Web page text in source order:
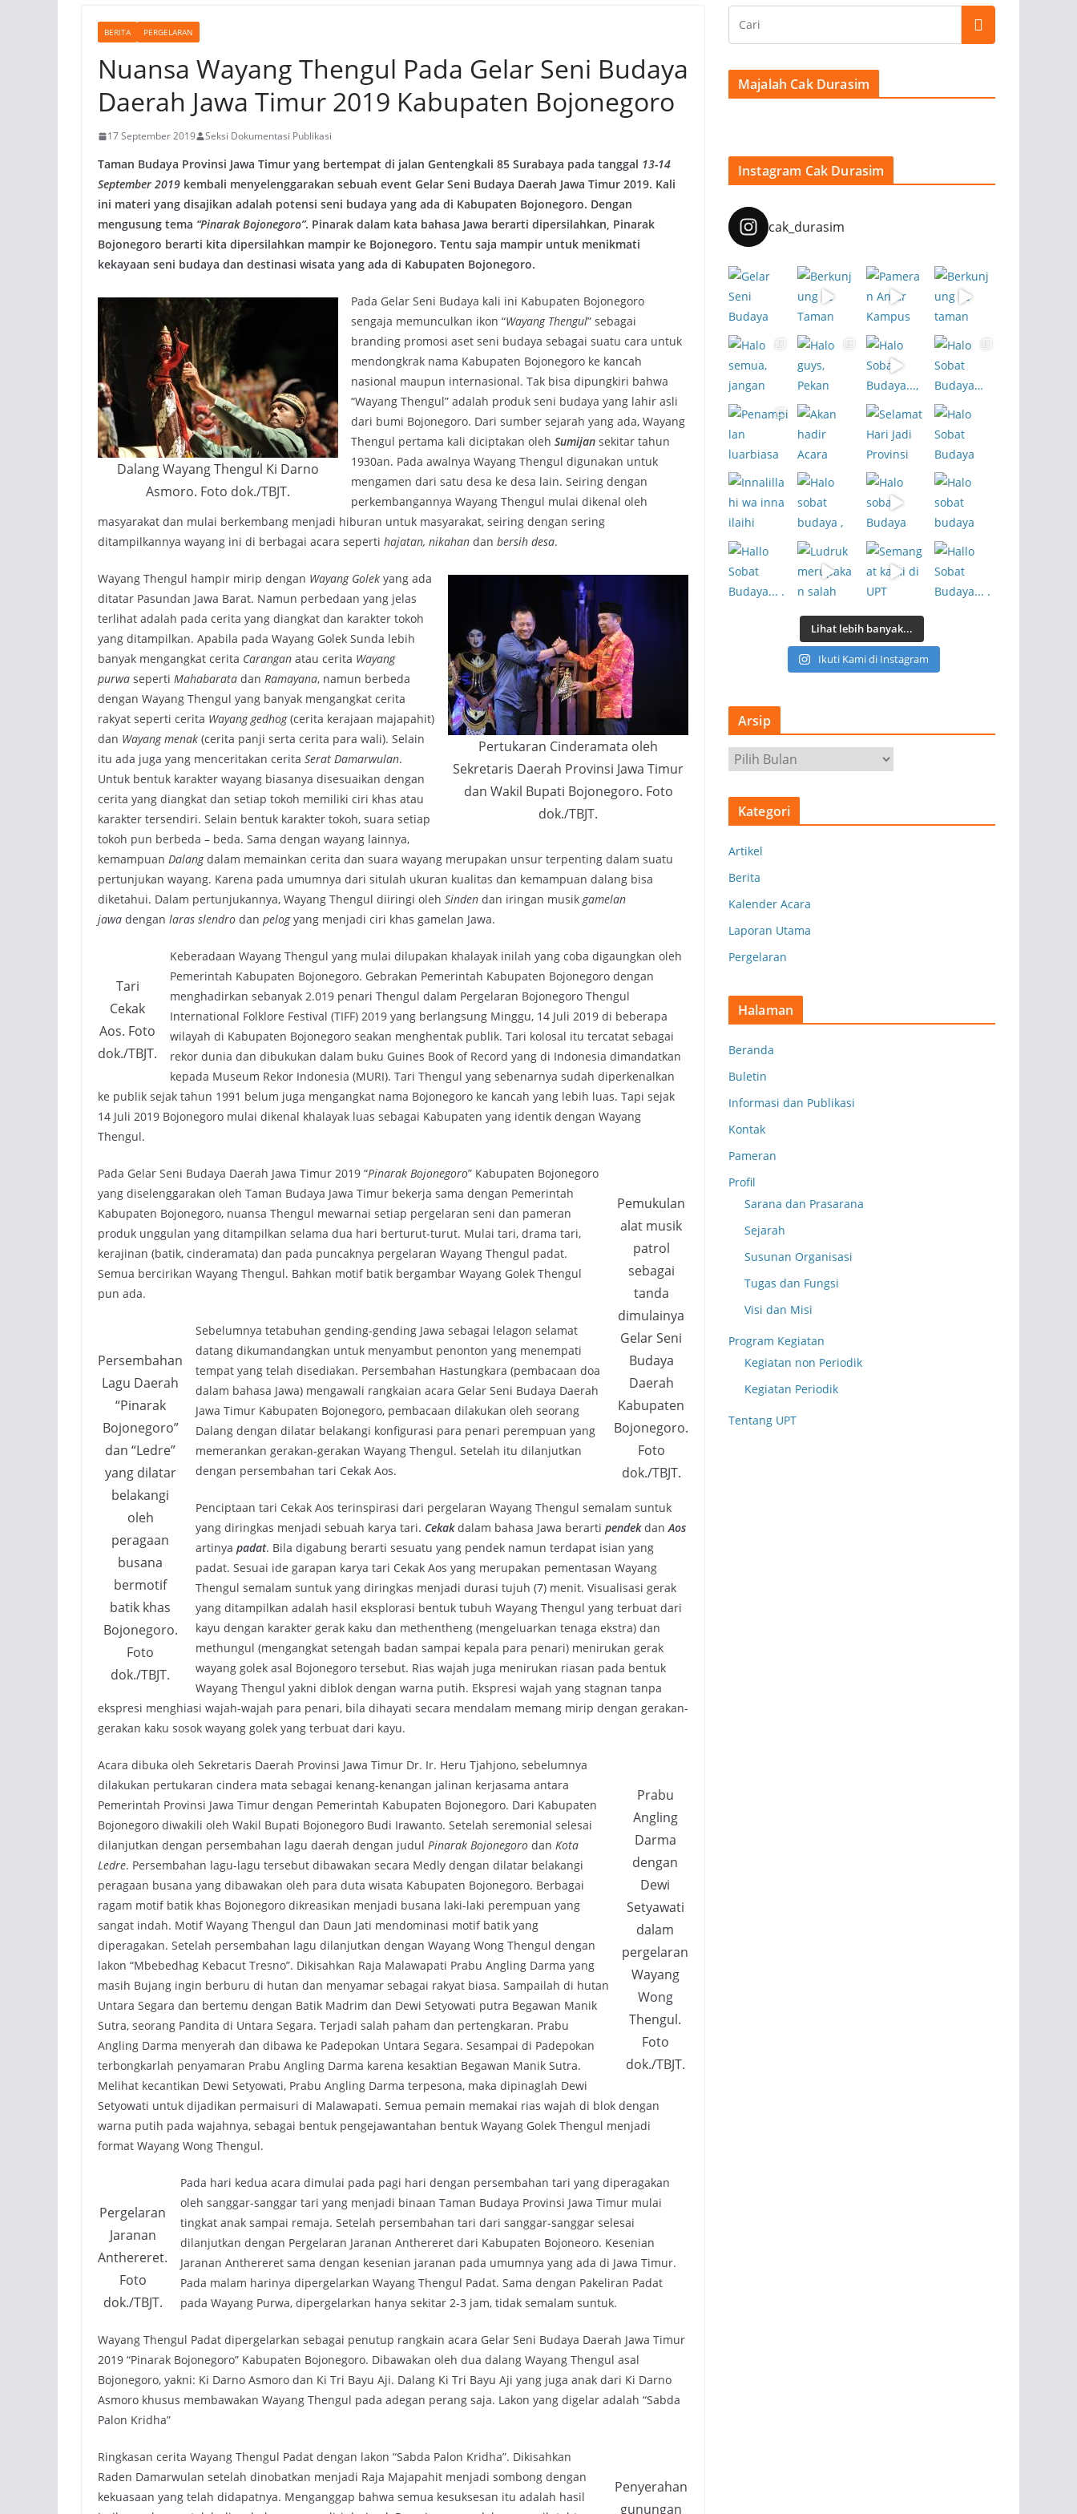
BERITA PERGELARAN
Nuansa Wayang Thengul Pada Gelar Seni Budaya
Daerah Jawa Timur 2019 Kabupaten Bojonegoro
17 September 2019 Seksi Dokumentasi Publikasi
Taman Budaya Provinsi Jawa Timur yang bertempat di jalan Gentengkali 85 Surabaya pada tanggal 13-14
September 2019 kembali menyelenggarakan sebuah event Gelar Seni Budaya Daerah Jawa Timur 2019. Kali
ini materi yang disajikan adalah potensi seni budaya yang ada di Kabupaten Bojonegoro. Dengan
mengusung tema “Pinarak Bojonegoro”. Pinarak dalam kata bahasa Jawa berarti dipersilahkan, Pinarak
Bojonegoro berarti kita dipersilahkan mampir ke Bojonegoro. Tentu saja mampir untuk menikmati
kekayaan seni budaya dan destinasi wisata yang ada di Kabupaten Bojonegoro.
Dalang Wayang Thengul Ki Darno
Asmoro. Foto dok./TBJT.
Pada Gelar Seni Budaya kali ini Kabupaten Bojonegoro
sengaja memunculkan ikon “Wayang Thengul” sebagai
branding promosi aset seni budaya sebagai suatu cara untuk
mendongkrak nama Kabupaten Bojonegoro ke kancah
nasional maupun internasional. Tak bisa dipungkiri bahwa
“Wayang Thengul” adalah produk seni budaya yang lahir asli
dari bumi Bojonegoro. Dari sumber sejarah yang ada, Wayang
Thengul pertama kali diciptakan oleh Sumijan sekitar tahun
1930an. Pada awalnya Wayang Thengul digunakan untuk
mengamen dari satu desa ke desa lain. Seiring dengan
perkembangannya Wayang Thengul mulai dikenal oleh
masyarakat dan mulai berkembang menjadi hiburan untuk masyarakat, seiring dengan sering
ditampilkannya wayang ini di berbagai acara seperti hajatan, nikahan dan bersih desa.
Pertukaran Cinderamata oleh
Sekretaris Daerah Provinsi Jawa Timur
dan Wakil Bupati Bojonegoro. Foto
dok./TBJT.
Wayang Thengul hampir mirip dengan Wayang Golek yang ada
ditatar Pasundan Jawa Barat. Namun perbedaan yang jelas
terlihat adalah pada cerita yang diangkat dan karakter tokoh
yang ditampilkan. Apabila pada Wayang Golek Sunda lebih
banyak mengangkat cerita Carangan atau cerita Wayang
purwa seperti Mahabarata dan Ramayana, namun berbeda
dengan Wayang Thengul yang banyak mengangkat cerita
rakyat seperti cerita Wayang gedhog(cerita kerajaan majapahit)
dan Wayang menak (cerita panji serta cerita para wali). Selain
itu ada juga yang menceritakan cerita Serat Damarwulan.
Untuk bentuk karakter wayang biasanya disesuaikan dengan
cerita yang diangkat dan setiap tokoh memiliki ciri khas atau
karakter tersendiri. Selain bentuk karakter tokoh, suara setiap
tokoh pun berbeda – beda. Sama dengan wayang lainnya,
kemampuan Dalangdalam memainkan cerita dan suara wayang merupakan unsur terpenting dalam suatu
pertunjukan wayang. Karena pada umumnya dari situlah ukuran kualitas dan kemampuan dalang bisa
diketahui. Dalam pertunjukannya, Wayang Thengul diiringi oleh Sinden dan iringan musikgamelan
jawa dengan laras slendro dan pelogyang menjadi ciri khas gamelan Jawa.
Tari
Cekak
Aos. Foto
dok./TBJT.
Keberadaan Wayang Thengul yang mulai dilupakan khalayak inilah yang coba digaungkan oleh
Pemerintah Kabupaten Bojonegoro. Gebrakan Pemerintah Kabupaten Bojonegoro dengan
menghadirkan sebanyak 2.019 penari Thengul dalam Pergelaran Bojonegoro Thengul
International Folklore Festival (TIFF) 2019 yang berlangsung Minggu, 14 Juli 2019 di beberapa
wilayah di Kabupaten Bojonegoro seakan menghentak publik. Tari kolosal itu tercatat sebagai
rekor dunia dan dibukukan dalam buku Guines Book of Record yang di Indonesia dimandatkan
kepada Museum Rekor Indonesia (MURI). Tari Thengul yang sebenarnya sudah diperkenalkan
ke publik sejak tahun 1991 belum juga mengangkat nama Bojonegoro ke kancah yang lebih luas. Tapi sejak
14 Juli 2019 Bojonegoro mulai dikenal khalayak luas sebagai Kabupaten yang identik dengan Wayang
Thengul.
Pemukulan
alat musik
patrol
sebagai
tanda
dimulainya
Gelar Seni
Budaya
Daerah
Kabupaten
Bojonegoro.
Foto
dok./TBJT.
Pada Gelar Seni Budaya Daerah Jawa Timur 2019 “Pinarak Bojonegoro” Kabupaten Bojonegoro
yang diselenggarakan oleh Taman Budaya Jawa Timur bekerja sama dengan Pemerintah
Kabupaten Bojonegoro, nuansa Thengul mewarnai setiap pergelaran seni dan pameran
produk unggulan yang ditampilkan selama dua hari berturut-turut. Mulai tari, drama tari,
kerajinan (batik, cinderamata) dan pada puncaknya pergelaran Wayang Thengul padat.
Semua bercirikan Wayang Thengul. Bahkan motif batik bergambar Wayang Golek Thengul
pun ada.
Persembahan
Lagu Daerah
“Pinarak
Bojonegoro”
dan “Ledre”
yang dilatar
belakangi
oleh
peragaan
busana
bermotif
batik khas
Bojonegoro.
Foto
dok./TBJT.
Sebelumnya tetabuhan gending-gending Jawa sebagai lelagon selamat
datang dikumandangkan untuk menyambut penonton yang menempati
tempat yang telah disediakan. Persembahan Hastungkara (pembacaan doa
dalam bahasa Jawa) mengawali rangkaian acara Gelar Seni Budaya Daerah
Jawa Timur Kabupaten Bojonegoro, pembacaan dilakukan oleh seorang
Dalang dengan dilatar belakangi konfigurasi para penari perempuan yang
memerankan gerakan-gerakan Wayang Thengul. Setelah itu dilanjutkan
dengan persembahan tari Cekak Aos.
Penciptaan tari Cekak Aos terinspirasi dari pergelaran Wayang Thengul semalam suntuk
yang diringkas menjadi sebuah karya tari. Cekakdalam bahasa Jawa berarti pendekdanAos
artinya padat. Bila digabung berarti sesuatu yang pendek namun terdapat isian yang
padat. Sesuai ide garapan karya tari Cekak Aos yang merupakan pementasan Wayang
Thengul semalam suntuk yang diringkas menjadi durasi tujuh (7) menit. Visualisasi gerak
yang ditampilkan adalah hasil eksplorasi bentuk tubuh Wayang Thengul yang terbuat dari
kayu dengan karakter gerak kaku dan methentheng (mengeluarkan tenaga ekstra) dan
methungul (mengangkat setengah badan sampai kepala para penari) menirukan gerak
wayang golek asal Bojonegoro tersebut. Rias wajah juga menirukan riasan pada bentuk
Wayang Thengul yakni diblok dengan warna putih. Ekspresi wajah yang stagnan tanpa
ekspresi menghiasi wajah-wajah para penari, bila dihayati secara mendalam memang mirip dengan gerakan-
gerakan kaku sosok wayang golek yang terbuat dari kayu.
Prabu
Angling
Darma
dengan
Dewi
Setyawati
dalam
pergelaran
Wayang
Wong
Thengul.
Foto
dok./TBJT.
Acara dibuka oleh Sekretaris Daerah Provinsi Jawa Timur Dr. Ir. Heru Tjahjono, sebelumnya
dilakukan pertukaran cindera mata sebagai kenang-kenangan jalinan kerjasama antara
Pemerintah Provinsi Jawa Timur dengan Pemerintah Kabupaten Bojonegoro. Dari Kabupaten
Bojonegoro diwakili oleh Wakil Bupati Bojonegoro Budi Irawanto. Setelah seremonial selesai
dilanjutkan dengan persembahan lagu daerah dengan judul Pinarak Bojonegoro dan Kota
Ledre. Persembahan lagu-lagu tersebut dibawakan secara Medly dengan dilatar belakangi
peragaan busana yang dibawakan oleh para duta wisata Kabupaten Bojonegoro. Berbagai
ragam motif batik khas Bojonegoro dikreasikan menjadi busana laki-laki perempuan yang
sangat indah. Motif Wayang Thengul dan Daun Jati mendominasi motif batik yang
diperagakan. Setelah persembahan lagu dilanjutkan dengan Wayang Wong Thengul dengan
lakon “Mbebedhag Kebacut Tresno”. Dikisahkan Raja Malawapati Prabu Angling Darma yang
masih Bujang ingin berburu di hutan dan menyamar sebagai rakyat biasa. Sampailah di hutan
Untara Segara dan bertemu dengan Batik Madrim dan Dewi Setyowati putra Begawan Manik
Sutra, seorang Pandita di Untara Segara. Terjadi salah paham dan pertengkaran. Prabu
Angling Darma menyerah dan dibawa ke Padepokan Untara Segara. Sesampai di Padepokan
terbongkarlah penyamaran Prabu Angling Darma karena kesaktian Begawan Manik Sutra.
Melihat kecantikan Dewi Setyowati, Prabu Angling Darma terpesona, maka dipinaglah Dewi
Setyowati untuk dijadikan permaisuri di Malawapati. Semua pemain memakai rias wajah di blok dengan
warna putih pada wajahnya, sebagai bentuk pengejawantahan bentuk Wayang Golek Thengul menjadi
format Wayang Wong Thengul.
Pergelaran
Jaranan
Anthereret.
Foto
dok./TBJT.
Pada hari kedua acara dimulai pada pagi hari dengan persembahan tari yang diperagakan
oleh sanggar-sanggar tari yang menjadi binaan Taman Budaya Provinsi Jawa Timur mulai
tingkat anak sampai remaja. Setelah persembahan tari dari sanggar-sanggar selesai
dilanjutkan dengan Pergelaran Jaranan Anthereret dari Kabupaten Bojoneoro. Kesenian
Jaranan Anthereret sama dengan kesenian jaranan pada umumnya yang ada di Jawa Timur.
Pada malam harinya dipergelarkan Wayang Thengul Padat. Sama dengan Pakeliran Padat
pada Wayang Purwa, dipergelarkan hanya sekitar 2-3 jam, tidak semalam suntuk.
Wayang Thengul Padat dipergelarkan sebagai penutup rangkain acara Gelar Seni Budaya Daerah Jawa Timur
2019 “Pinarak Bojonegoro” Kabupaten Bojonegoro. Dibawakan oleh dua dalang Wayang Thengul asal
Bojonegoro, yakni: Ki Darno Asmoro dan Ki Tri Bayu Aji. Dalang Ki Tri Bayu Aji yang juga anak dari Ki Darno
Asmoro khusus membawakan Wayang Thengul pada adegan perang saja. Lakon yang digelar adalah “Sabda
Palon Kridha”
Penyerahan
gunungan
Ringkasan cerita Wayang Thengul Padat dengan lakon “Sabda Palon Kridha”. Dikisahkan
Raden Damarwulan setelah dinobatkan menjadi Raja Majapahit menjadi sombong dengan
kekuasaan yang telah didapatnya. Menganggap bahwa semua kesuksesan itu adalah hasil
Majalah Cak Durasim
Instagram Cak Durasim
cak_durasim
Lihat lebih banyak...
Ikuti Kami di Instagram
Arsip
r
s
Kategori
Artikel
Berita
Kalender Acara
Laporan Utama
Pergelaran
Halaman
Beranda
Buletin
Informasi dan Publikasi
Kontak
Pameran
Profil
Sarana dan Prasarana
Sejarah
Susunan Organisasi
Tugas dan Fungsi
Visi dan Misi
Program Kegiatan
Kegiatan non Periodik
Kegiatan Periodik
Tentang UPT